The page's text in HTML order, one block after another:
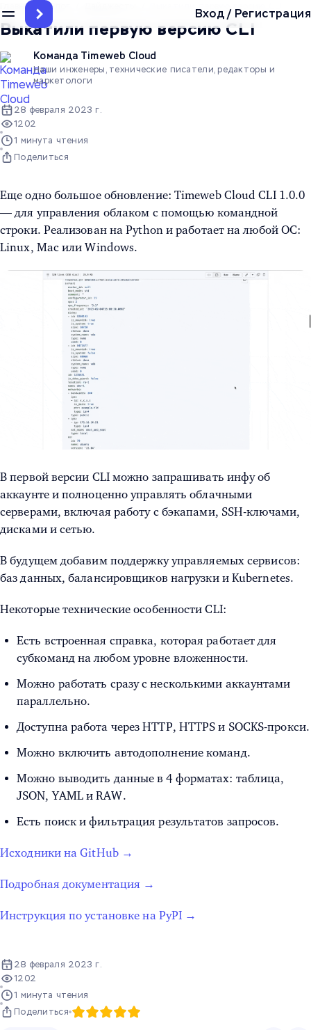
Вход/ Регистрация
Главная Блог
Выкатили первую версию CLI
Команда Timeweb Cloud
Наши инженеры, технические писатели, редакторы и
маркетологи
28 февраля 2023 г.
1202
1 минута чтения
Поделиться
Еще одно большое обновление: Timeweb Cloud CLI 1.0.0
— для управления облаком с помощью командной
строки. Реализован на Python и работает на любой ОС:
Linux, Mac или Windows.
В первой версии CLI можно запрашивать инфу об
аккаунте и полноценно управлять облачными
серверами, включая работу с бэкапами, SSH-ключами,
дисками и сетью.
В будущем добавим поддержку управляемых сервисов:
баз данных, балансировщиков нагрузки и Kubernetes.
Некоторые технические особенности CLI:
Есть встроенная справка, которая работает для
субкоманд на любом уровне вложенности.
Можно работать сразу с несколькими аккаунтами
параллельно.
Доступна работа через HTTP, HTTPS и SOCKS-прокси.
Можно включить автодополнение команд.
Можно выводить данные в 4 форматах: таблица,
JSON, YAML и RAW.
Есть поиск и фильтрация результатов запросов.
Исходники на GitHub →
Подробная документация →
Инструкция по установке на PyPI →
28 февраля 2023 г.
1202
1 минута чтения
Поделиться